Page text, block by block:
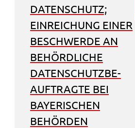
DATEN­SCHUTZ;
EINREI­CHUNG EINER
BESCHWER­DE AN
BEHÖRD­LI­CHE
DATEN­SCHUTZ­BE­
AUF­TRAG­TE BEI
BAYE­RI­SCHEN
BEHÖR­DEN